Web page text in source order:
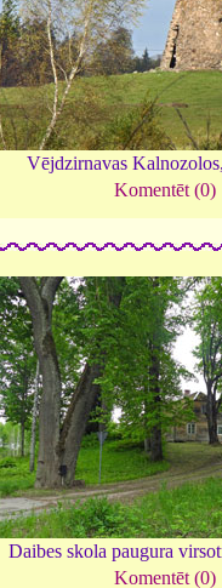
Vējdzirnavas
Komentēt (0)
Daibes skola paugura
Komentēt (0)